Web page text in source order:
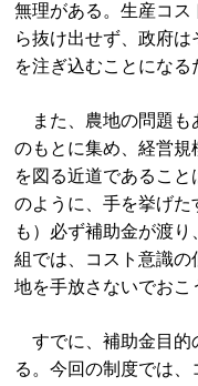
無理がある。生産コ
ら抜け出せず、政府
を注ぎ込むことになる
また、農地の問題も
のもとに集め、経営規
を図る近道であるこ
のように、手を挙げた
も）必ず補助金が渡
組では、コスト意識
地を手放さないでおこ
すでに、補助金目的
る。今回の制度では